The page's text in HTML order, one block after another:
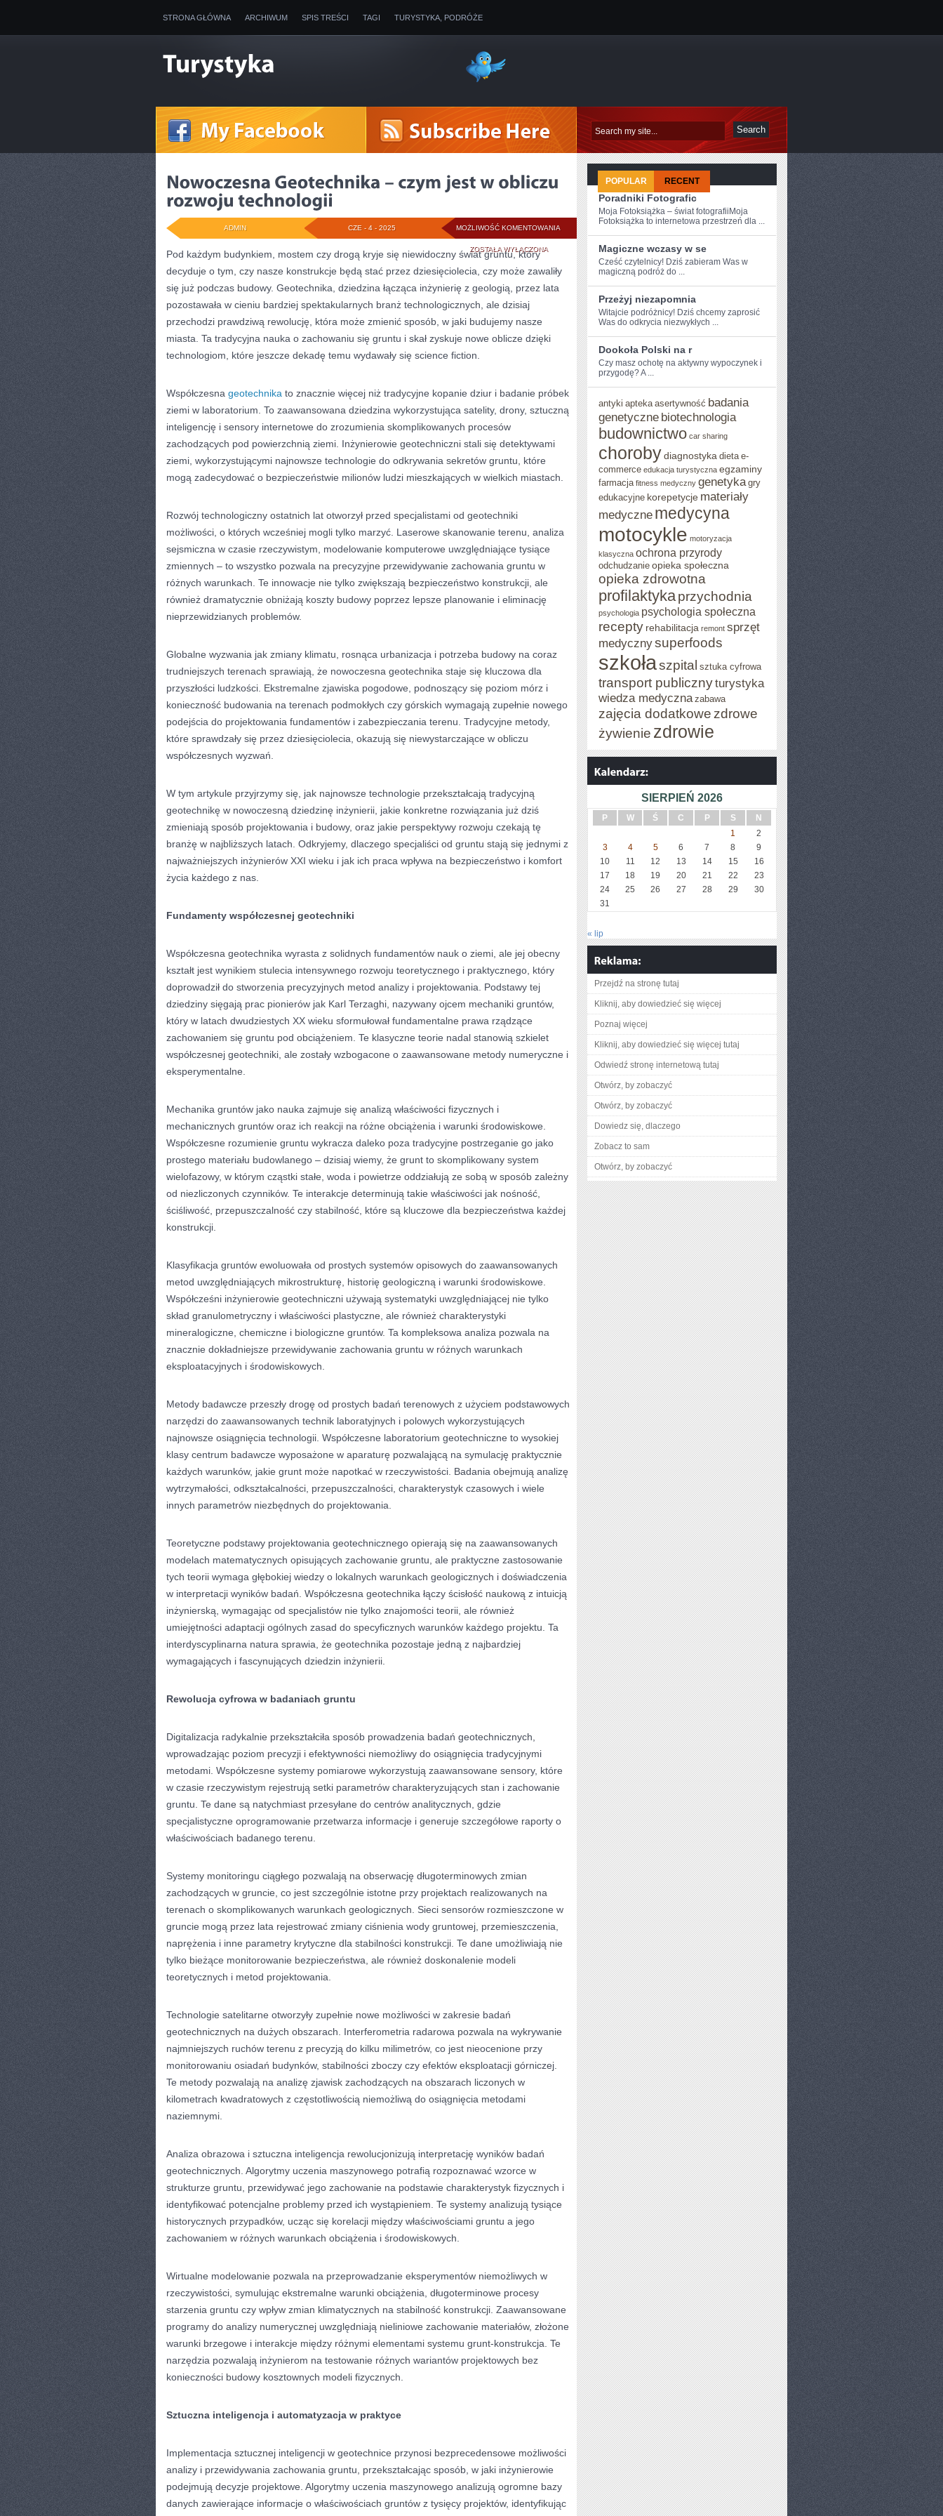
STRONA GŁÓWNA ARCHIWUM SPIS TREŚCI TAGI TURYSTYKA, PODRÓŻE
MOŻLIWOŚĆ KOMENTOWANIA NOWOCZESNA
GEOTECHNIKA
–
CZYM
JEST
OBLICZU
ROZWOJU
TECHNOLOGII
ZOSTAŁA WYŁĄCZONA
CZE - 4 - 2025
ADMIN
Pod każdym budynkiem, mostem czy drogą kryje się niewidoczny świat gruntu, który
decyduje o tym, czy nasze konstrukcje będą stać przez dziesięciolecia, czy może zawaliły
się już podczas budowy. Geotechnika, dziedzina łącząca inżynierię z geologią, przez lata
pozostawała w cieniu bardziej spektakularnych branż technologicznych, ale dzisiaj
przechodzi prawdziwą rewolucję, która może zmienić sposób, w jaki budujemy nasze
miasta. Ta tradycyjna nauka o zachowaniu się gruntu i skał zyskuje nowe oblicze dzięki
technologiom, które jeszcze dekadę temu wydawały się science fiction.
Współczesna geotechnika to znacznie więcej niż tradycyjne kopanie dziur i badanie próbek
ziemi w laboratorium. To zaawansowana dziedzina wykorzystująca satelity, drony, sztuczną
inteligencję i sensory internetowe do zrozumienia skomplikowanych procesów
zachodzących pod powierzchnią ziemi. Inżynierowie geotechniczni stali się detektywami
ziemi, wykorzystującymi najnowsze technologie do odkrywania sekretów gruntu, które
mogą zadecydować o bezpieczeństwie milionów ludzi mieszkających w wielkich miastach.
Rozwój technologiczny ostatnich lat otworzył przed specjalistami od geotechniki
możliwości, o których wcześniej mogli tylko marzyć. Laserowe skanowanie terenu, analiza
sejsmiczna w czasie rzeczywistym, modelowanie komputerowe uwzględniające tysiące
zmiennych – to wszystko pozwala na precyzyjne przewidywanie zachowania gruntu w
różnych warunkach. Te innowacje nie tylko zwiększają bezpieczeństwo konstrukcji, ale
również dramatycznie obniżają koszty budowy poprzez lepsze planowanie i eliminację
nieprzewidzianych problemów.
Globalne wyzwania jak zmiany klimatu, rosnąca urbanizacja i potrzeba budowy na coraz
trudniejszych terenach sprawiają, że nowoczesna geotechnika staje się kluczowa dla
przyszłości ludzkości. Ekstremalne zjawiska pogodowe, podnoszący się poziom mórz i
konieczność budowania na terenach podmokłych czy górskich wymagają zupełnie nowego
podejścia do projektowania fundamentów i zabezpieczania terenu. Tradycyjne metody,
które sprawdzały się przez dziesięciolecia, okazują się niewystarczające w obliczu
współczesnych wyzwań.
W tym artykule przyjrzymy się, jak najnowsze technologie przekształcają tradycyjną
geotechnikę w nowoczesną dziedzinę inżynierii, jakie konkretne rozwiązania już dziś
zmieniają sposób projektowania i budowy, oraz jakie perspektywy rozwoju czekają tę
branżę w najbliższych latach. Odkryjemy, dlaczego specjaliści od gruntu stają się jednymi z
najważniejszych inżynierów XXI wieku i jak ich praca wpływa na bezpieczeństwo i komfort
życia każdego z nas.
Fundamenty współczesnej geotechniki
Współczesna geotechnika wyrasta z solidnych fundamentów nauk o ziemi, ale jej obecny
kształt jest wynikiem stulecia intensywnego rozwoju teoretycznego i praktycznego, który
doprowadził do stworzenia precyzyjnych metod analizy i projektowania. Podstawy tej
dziedziny sięgają prac pionierów jak Karl Terzaghi, nazywany ojcem mechaniki gruntów,
który w latach dwudziestych XX wieku sformułował fundamentalne prawa rządzące
zachowaniem się gruntu pod obciążeniem. Te klasyczne teorie nadal stanowią szkielet
współczesnej geotechniki, ale zostały wzbogacone o zaawansowane metody numeryczne i
eksperymentalne.
Mechanika gruntów jako nauka zajmuje się analizą właściwości fizycznych i
mechanicznych gruntów oraz ich reakcji na różne obciążenia i warunki środowiskowe.
Współczesne rozumienie gruntu wykracza daleko poza tradycyjne postrzeganie go jako
prostego materiału budowlanego – dzisiaj wiemy, że grunt to skomplikowany system
wielofazowy, w którym cząstki stałe, woda i powietrze oddziałują ze sobą w sposób zależny
od niezliczonych czynników. Te interakcje determinują takie właściwości jak nośność,
ściśliwość, przepuszczalność czy stabilność, które są kluczowe dla bezpieczeństwa każdej
konstrukcji.
Klasyfikacja gruntów ewoluowała od prostych systemów opisowych do zaawansowanych
metod uwzględniających mikrostrukturę, historię geologiczną i warunki środowiskowe.
Współcześni inżynierowie geotechniczni używają systematyki uwzględniającej nie tylko
skład granulometryczny i właściwości plastyczne, ale również charakterystyki
mineralogiczne, chemiczne i biologiczne gruntów. Ta kompleksowa analiza pozwala na
znacznie dokładniejsze przewidywanie zachowania gruntu w różnych warunkach
eksploatacyjnych i środowiskowych.
Metody badawcze przeszły drogę od prostych badań terenowych z użyciem podstawowych
narzędzi do zaawansowanych technik laboratyjnych i polowych wykorzystujących
najnowsze osiągnięcia technologii. Współczesne laboratorium geotechniczne to wysokiej
klasy centrum badawcze wyposażone w aparaturę pozwalającą na symulację praktycznie
każdych warunków, jakie grunt może napotkać w rzeczywistości. Badania obejmują analizę
wytrzymałości, odkształcalności, przepuszczalności, charakterystyk czasowych i wiele
innych parametrów niezbędnych do projektowania.
Teoretyczne podstawy projektowania geotechnicznego opierają się na zaawansowanych
modelach matematycznych opisujących zachowanie gruntu, ale praktyczne zastosowanie
tych teorii wymaga głębokiej wiedzy o lokalnych warunkach geologicznych i doświadczenia
w interpretacji wyników badań. Współczesna geotechnika łączy ścisłość naukową z intuicją
inżynierską, wymagając od specjalistów nie tylko znajomości teorii, ale również
umiejętności adaptacji ogólnych zasad do specyficznych warunków każdego projektu. Ta
interdyscyplinarna natura sprawia, że geotechnika pozostaje jedną z najbardziej
wymagających i fascynujących dziedzin inżynierii.
Rewolucja cyfrowa w badaniach gruntu
Digitalizacja radykalnie przekształciła sposób prowadzenia badań geotechnicznych,
wprowadzając poziom precyzji i efektywności niemożliwy do osiągnięcia tradycyjnymi
metodami. Współczesne systemy pomiarowe wykorzystują zaawansowane sensory, które
w czasie rzeczywistym rejestrują setki parametrów charakteryzujących stan i zachowanie
gruntu. Te dane są natychmiast przesyłane do centrów analitycznych, gdzie
specjalistyczne oprogramowanie przetwarza informacje i generuje szczegółowe raporty o
właściwościach badanego terenu.
Systemy monitoringu ciągłego pozwalają na obserwację długoterminowych zmian
zachodzących w gruncie, co jest szczególnie istotne przy projektach realizowanych na
terenach o skomplikowanych warunkach geologicznych. Sieci sensorów rozmieszczone w
gruncie mogą przez lata rejestrować zmiany ciśnienia wody gruntowej, przemieszczenia,
naprężenia i inne parametry krytyczne dla stabilności konstrukcji. Te dane umożliwiają nie
tylko bieżące monitorowanie bezpieczeństwa, ale również doskonalenie modeli
teoretycznych i metod projektowania.
Technologie satelitarne otworzyły zupełnie nowe możliwości w zakresie badań
geotechnicznych na dużych obszarach. Interferometria radarowa pozwala na wykrywanie
najmniejszych ruchów terenu z precyzją do kilku milimetrów, co jest nieocenione przy
monitorowaniu osiadań budynków, stabilności zboczy czy efektów eksploatacji górniczej.
Te metody pozwalają na analizę zjawisk zachodzących na obszarach liczonych w
kilometrach kwadratowych z częstotliwością niemożliwą do osiągnięcia metodami
naziemnymi.
Analiza obrazowa i sztuczna inteligencja rewolucjonizują interpretację wyników badań
geotechnicznych. Algorytmy uczenia maszynowego potrafią rozpoznawać wzorce w
strukturze gruntu, przewidywać jego zachowanie na podstawie charakterystyk fizycznych i
identyfikować potencjalne problemy przed ich wystąpieniem. Te systemy analizują tysiące
historycznych przypadków, ucząc się korelacji między właściwościami gruntu a jego
zachowaniem w różnych warunkach obciążenia i środowiskowych.
Wirtualne modelowanie pozwala na przeprowadzanie eksperymentów niemożliwych w
rzeczywistości, symulując ekstremalne warunki obciążenia, długoterminowe procesy
starzenia gruntu czy wpływ zmian klimatycznych na stabilność konstrukcji. Zaawansowane
programy do analizy numerycznej uwzględniają nieliniowe zachowanie materiałów, złożone
warunki brzegowe i interakcje między różnymi elementami systemu grunt-konstrukcja. Te
narzędzia pozwalają inżynierom na testowanie różnych wariantów projektowych bez
konieczności budowy kosztownych modeli fizycznych.
Sztuczna inteligencja i automatyzacja w praktyce
Implementacja sztucznej inteligencji w geotechnice przynosi bezprecedensowe możliwości
analizy i przewidywania zachowania gruntu, przekształcając sposób, w jaki inżynierowie
podejmują decyzje projektowe. Algorytmy uczenia maszynowego analizują ogromne bazy
danych zawierające informacje o właściwościach gruntów z tysięcy projektów, identyfikując
POPULAR RECENT
Poradniki Fotografic
Moja Fotoksiążka – świat fotografiiMoja
Fotoksiążka to internetowa przestrzeń dla ...
Magiczne wczasy w se
Cześć czytelnicy! Dziś‌ zabieram Was ⁣w
magiczną podróż do ...
Przeżyj niezapomnia
Witajcie podróżnicy! Dziś chcemy zaprosić
Was do ‌odkrycia niezwykłych ...
Dookoła Polski na r
Czy⁤ masz ochotę na aktywny wypoczynek ​i
przygodę? A ...
antyki apteka asertywność badania
genetyczne biotechnologia
budownictwo car sharing
chorobydiagnostyka dieta e-
commerce edukacja turystyczna egzaminy
farmacja fitness medyczny genetyka gry
edukacyjne korepetycje materiały
medyczne medycyna
motocykle motoryzacja
klasyczna ochrona przyrody
odchudzanie opieka społeczna
opieka zdrowotna
profilaktykaprzychodnia
psychologia psychologia społeczna
recepty rehabilitacja remont sprzęt
medycznysuperfoods
szkołaszpital sztuka cyfrowa
transport publicznyturystyka
wiedza medyczna zabawa
zajęcia dodatkowe zdrowe
żywienie zdrowie
SIERPIEŃ 2026
P W Ś C P S
N
1
2
3
4 5 6 7 8
9
10
11 12 13 14 15
16
17
18 19 20 21 22
23
24
25 26 27 28 29
30
31
« lip
Przejdź na stronę tutaj
Kliknij, aby dowiedzieć się więcej
Poznaj więcej
Kliknij, aby dowiedzieć się więcej tutaj
Odwiedź stronę internetową tutaj
Otwórz, by zobaczyć
Otwórz, by zobaczyć
Dowiedz się, dlaczego
Zobacz to sam
Otwórz, by zobaczyć